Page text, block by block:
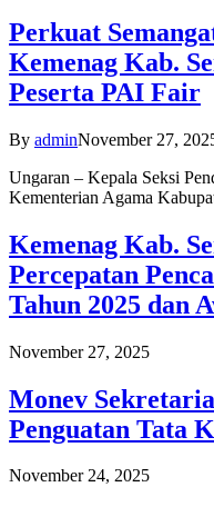
Perkuat
Kemenag Kab.
Peserta PAI Fair
By adminNovember 27,
Ungaran – Kepala Seksi
Kementerian Agama
Kemenag Kab.
Percepatan
Tahun 2025 dan
November 27, 2025
Monev
Penguatan Tata
November 24, 2025